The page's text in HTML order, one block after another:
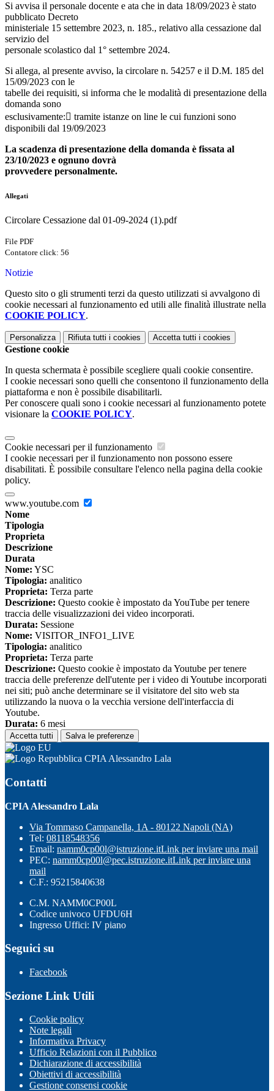
Si avvisa il personale docente e ata che in data 18/09/2023 è stato
pubblicato Decreto
ministeriale 15 settembre 2023, n. 185., relativo alla cessazione dal
servizio del
personale scolastico dal 1° settembre 2024.
Si allega, al presente avviso, la circolare n. 54257 e il D.M. 185 del
15/09/2023 con le
tabelle dei requisiti, si informa che le modalità di presentazione della
domanda sono
esclusivamente: tramite istanze on line le cui funzioni sono
disponibili dal 19/09/2023
La scadenza di presentazione della domanda è fissata al
23/10/2023 e ognuno dovrà
provvedere personalmente.
Allegati
Circolare Cessazione dal 01-09-2024 (1).pdf
File PDF
Contatore click: 56
Notizie
Questo sito o gli strumenti terzi da questo utilizzati si avvalgono di
cookie necessari al funzionamento ed utili alle finalità illustrate nella
COOKIE POLICY.
Personalizza Rifiuta tutti i cookies Accetta tutti i cookies
Gestione cookie
In questa schermata è possibile scegliere quali cookie consentire.
I cookie necessari sono quelli che consentono il funzionamento della
piattaforma e non è possibile disabilitarli.
Per conoscere quali sono i cookie necessari al funzionamento potete
visionare la COOKIE POLICY.
Cookie necessari per il funzionamento
I cookie necessari per il funzionamento non possono essere
disabilitati. È possibile consultare l'elenco nella pagina della cookie
policy.
www.youtube.com
Nome
Tipologia
Proprieta
Descrizione
Durata
Nome: YSC
Tipologia: analitico
Proprieta: Terza parte
Descrizione: Questo cookie è impostato da YouTube per tenere
traccia delle visualizzazioni dei video incorporati.
Durata: Sessione
Nome: VISITOR_INFO1_LIVE
Tipologia: analitico
Proprieta: Terza parte
Descrizione: Questo cookie è impostato da Youtube per tenere
traccia delle preferenze dell'utente per i video di Youtube incorporati
nei siti; può anche determinare se il visitatore del sito web sta
utilizzando la nuova o la vecchia versione dell'interfaccia di
Youtube.
Durata: 6 mesi
Accetta tutti Salva le preferenze
CPIA Alessandro Lala
Contatti
CPIA Alessandro Lala
Via Tommaso Campanella, 1A - 80122 Napoli (NA)
Tel: 08118548356
Email: namm0cp00l@istruzione.itLink per inviare una mail
PEC: namm0cp00l@pec.istruzione.itLink per inviare una
mail
C.F.: 95215840638
C.M. NAMM0CP00L
Codice univoco UFDU6H
Ingresso Uffici: IV piano
Seguici su
Facebook
Sezione Link Utili
Cookie policy
Note legali
Informativa Privacy
Ufficio Relazioni con il Pubblico
Dichiarazione di accessibilità
Obiettivi di accessibilità
Gestione consensi cookie